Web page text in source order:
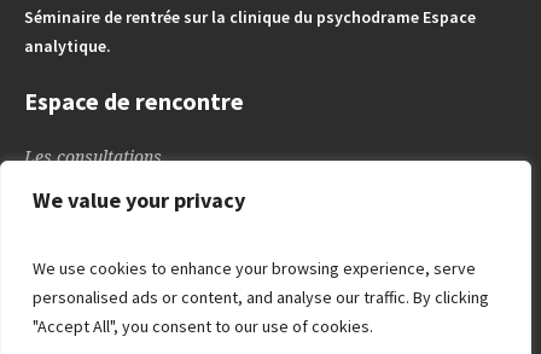
We value your privacy
We use cookies to enhance your browsing experience, serve
personalised ads or content, and analyse our traffic. By clicking
"Accept All", you consent to our use of cookies.
Séminaire de rentrée sur la clinique du psychodrame Espace
analytique.
Espace de rencontre
Les consultations
L’espace de l’adulte
Liens utiles